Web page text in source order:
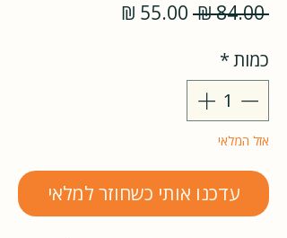
‏84.00 ‏₪
מחיר
כמות*
אזל המלאי
עדכנו אותי כשחוזר למלאי